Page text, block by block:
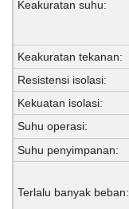
Keakuratan suhu:
Keakuratan tekanan:
Resistensi isolasi:
Kekuatan isolasi:
Suhu operasi:
Suhu penyimpanan:
Terlalu banyak beban: